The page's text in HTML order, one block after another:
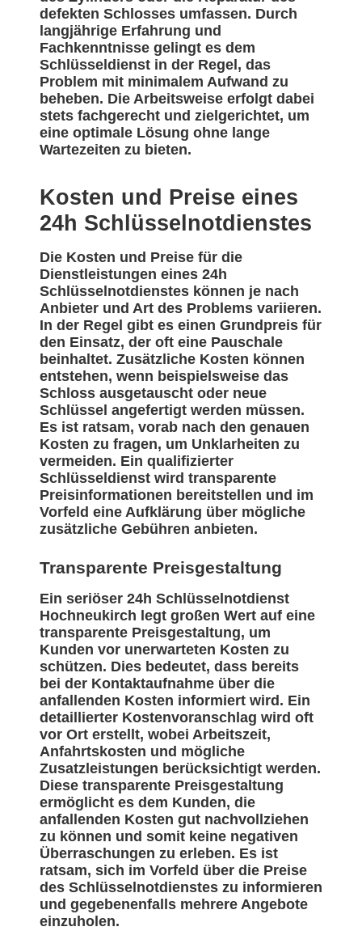
defekten Schlosses umfassen. Durch
langjährige Erfahrung und
Fachkenntnisse gelingt es dem
Schlüsseldienst in der Regel, das
Problem mit minimalem Aufwand zu
beheben. Die Arbeitsweise erfolgt dabei
stets fachgerecht und zielgerichtet, um
eine optimale Lösung ohne lange
Wartezeiten zu bieten.
Kosten und Preise eines
24h Schlüsselnotdienstes
Die Kosten und Preise für die
Dienstleistungen eines 24h
Schlüsselnotdienstes können je nach
Anbieter und Art des Problems variieren.
In der Regel gibt es einen Grundpreis für
den Einsatz, der oft eine Pauschale
beinhaltet. Zusätzliche Kosten können
entstehen, wenn beispielsweise das
Schloss ausgetauscht oder neue
Schlüssel angefertigt werden müssen.
Es ist ratsam, vorab nach den genauen
Kosten zu fragen, um Unklarheiten zu
vermeiden. Ein qualifizierter
Schlüsseldienst wird transparente
Preisinformationen bereitstellen und im
Vorfeld eine Aufklärung über mögliche
zusätzliche Gebühren anbieten.
Transparente Preisgestaltung
Ein seriöser 24h Schlüsselnotdienst
Hochneukirch legt großen Wert auf eine
transparente Preisgestaltung, um
Kunden vor unerwarteten Kosten zu
schützen. Dies bedeutet, dass bereits
bei der Kontaktaufnahme über die
anfallenden Kosten informiert wird. Ein
detaillierter Kostenvoranschlag wird oft
vor Ort erstellt, wobei Arbeitszeit,
Anfahrtskosten und mögliche
Zusatzleistungen berücksichtigt werden.
Diese transparente Preisgestaltung
ermöglicht es dem Kunden, die
anfallenden Kosten gut nachvollziehen
zu können und somit keine negativen
Überraschungen zu erleben. Es ist
ratsam, sich im Vorfeld über die Preise
des Schlüsselnotdienstes zu informieren
und gegebenenfalls mehrere Angebote
einzuholen.